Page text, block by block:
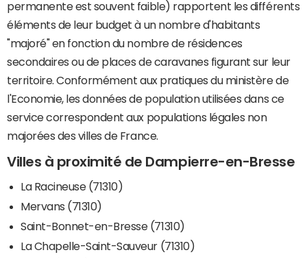
permanente est souvent faible) rapportent les différents
éléments de leur budget à un nombre d'habitants
"majoré" en fonction du nombre de résidences
secondaires ou de places de caravanes figurant sur leur
territoire. Conformément aux pratiques du ministère de
l'Economie, les données de population utilisées dans ce
service correspondent aux populations légales non
majorées des villes de France.
Villes à proximité de Dampierre-en-Bresse
La Racineuse (71310)
Mervans (71310)
Saint-Bonnet-en-Bresse (71310)
La Chapelle-Saint-Sauveur (71310)